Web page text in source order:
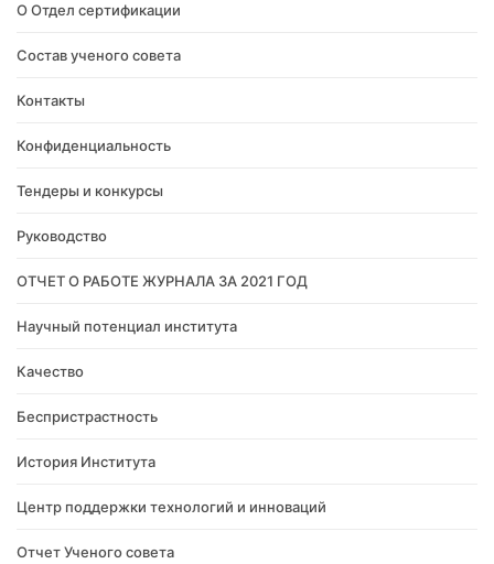
О Отдел сертификации
Состав ученого совета
Контакты
Конфиденциальность
Тендеры и конкурсы
Руководство
ОТЧЕТ О РАБОТЕ ЖУРНАЛА ЗА 2021 ГОД
Научный потенциал института
Качество
Беспристрастность
История Института
Центр поддержки технологий и инноваций
Отчет Ученого совета